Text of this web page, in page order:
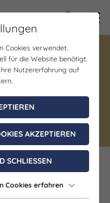
Blutbuche"
OT Bucha
Küche
einem Ortsteil
begrüßen wir Sie
Cookies verwendet.
für die Website benötigt.
Nutzererfahrung auf
AKZEPTIEREN
SCHLIESSEN
Cookies erfahren